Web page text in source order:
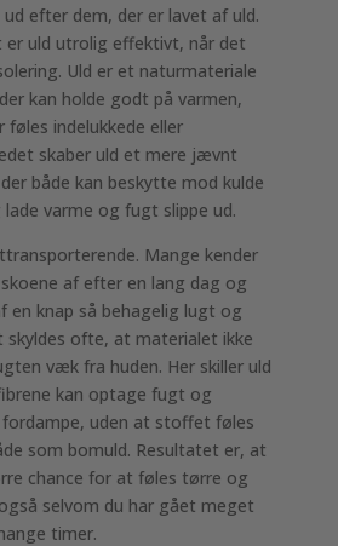
efter dem, der er lavet af uld.
uld utrolig effektivt, når det
Uld er et naturmateriale
kan holde godt på varmen,
føles indelukkede eller
skaber uld et mere jævnt
både kan beskytte mod kulde
varme og fugt slippe ud.
Mange kender
af efter en lang dag og
en knap så behagelig lugt og
ofte, at materialet ikke
væk fra huden. Her skiller uld
kan optage fugt og
uden at stoffet føles
som bomuld. Resultatet er, at
chance for at føles tørre og
selvom du har gået meget
timer.